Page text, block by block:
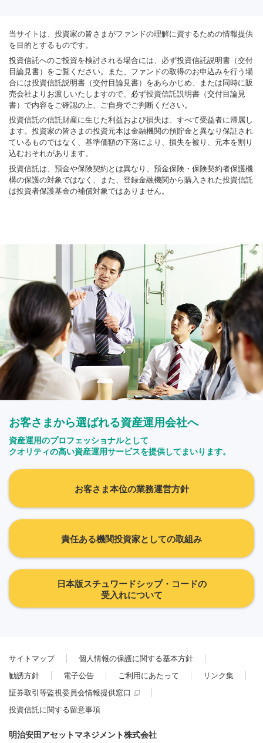
当サイトは、投資家の皆さまがファンドの理解に資するための情報提供
を目的とするものです。
投資信託へのご投資を検討される場合には、必ず投資信託説明書（交付
目論見書）をご覧ください。また、ファンドの取得のお申込みを行う場
合には投資信託説明書（交付目論見書）をあらかじめ、または同時に販
売会社よりお渡しいたしますので、必ず投資信託説明書（交付目論見
書）で内容をご確認の上、ご自身でご判断ください。
投資信託の信託財産に生じた利益および損失は、すべて受益者に帰属し
ます。投資家の皆さまの投資元本は金融機関の預貯金と異なり保証され
ているものではなく、基準価額の下落により、損失を被り、元本を割り
込むおそれがあります。
投資信託は、預金や保険契約とは異なり、預金保険・保険契約者保護機
構の保護の対象ではなく、また、登録金融機関から購入された投資信託
は投資者保護基金の補償対象ではありません。
お客さまから選ばれる資産運用会社へ
資産運用のプロフェッショナルとして
クオリティの高い資産運用サービスを提供してまいります。
お客さま本位の業務運営方針
責任ある機関投資家としての取組み
日本版スチュワードシップ・コードの
受入れについて
サイトマップ
個人情報の保護に関する基本方針
勧誘方針
電子公告 ご利用にあたって
リンク集
証券取引等監視委員会情報提供窓口
投資信託に関する留意事項
明治安田アセットマネジメント株式会社